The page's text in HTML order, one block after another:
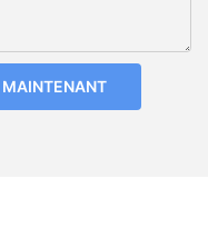
MAINTENANT